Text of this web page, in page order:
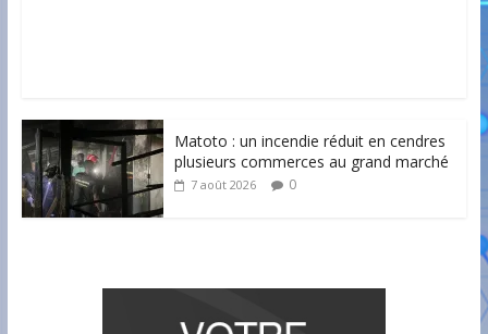
Matoto : un incendie réduit en cendres
plusieurs commerces au grand marché
7 août 2026 0